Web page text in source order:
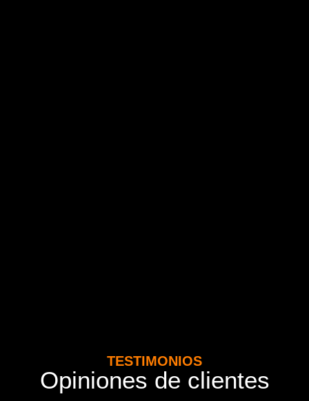
TESTIMONIOS
Opiniones de clientes